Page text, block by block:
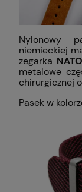
Nylonowy
niemieckiej
zegarka NATO
metalowe
chirurgicznej
Pasek w